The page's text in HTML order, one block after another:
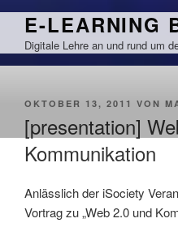
Zum
springen
E-LEARNING
Digitale Lehre an und rund um
VERÖFFENTLICHT
OKTOBER 13, 2011 VON
[presentation]
Kommunikation
Anlässlich der iSociety
Vortrag zu „Web 2.0 und